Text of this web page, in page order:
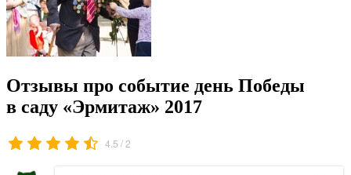
Отзывы про событие день Победы
в саду «Эрмитаж» 2017
4.5 /2